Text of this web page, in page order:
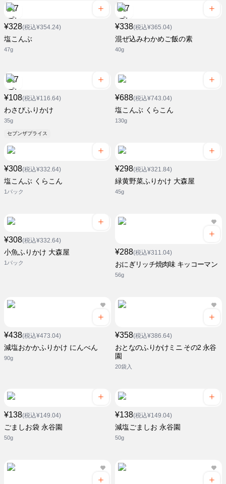
¥328(税込¥354.24)
塩こんぶ
47g
¥338(税込¥365.04)
混ぜ込みわかめご飯の素
40g
¥108(税込¥116.64)
わさびふりかけ
35g
セブンザプライス
¥688(税込¥743.04)
塩こんぶ くらこん
130g
¥308(税込¥332.64)
塩こんぶ くらこん
1パック
¥298(税込¥321.84)
緑黄野菜ふりかけ 大森屋
45g
¥308(税込¥332.64)
小魚ふりかけ 大森屋
1パック
¥288(税込¥311.04)
おにぎリッチ焼肉味 キッコーマン
56g
¥438(税込¥473.04)
減塩おかかふりかけ にんべん
90g
¥358(税込¥386.64)
おとなのふりかけミニ その2 永谷
園
20袋入
¥138(税込¥149.04)
ごましお袋 永谷園
50g
¥138(税込¥149.04)
減塩ごましお 永谷園
50g